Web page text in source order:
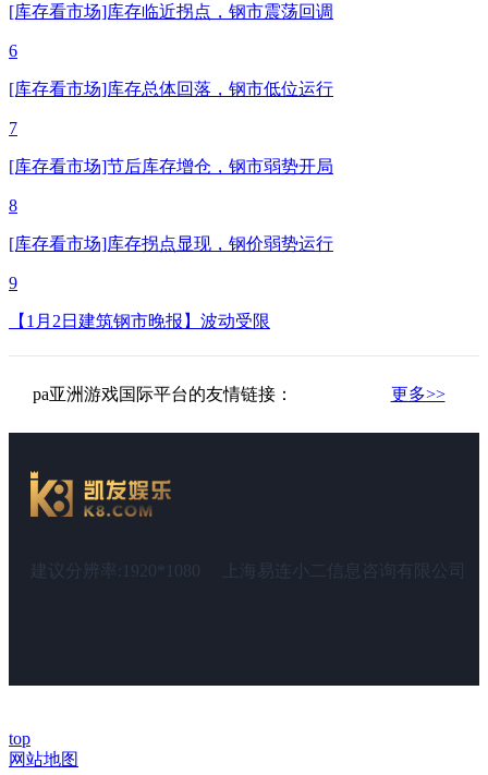
[库存看市场]库存临近拐点，钢市震荡回调
6
[库存看市场]库存总体回落，钢市低位运行
7
[库存看市场]节后库存增仓，钢市弱势开局
8
[库存看市场]库存拐点显现，钢价弱势运行
9
【1月2日建筑钢市晚报】波动受限
pa亚洲游戏国际平台的友情链接： 更多>>
建议分辨率:1920*1080 上海易连小二信息咨询有限公司
top
网站地图